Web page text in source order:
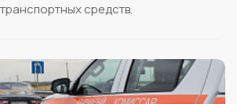
средств.